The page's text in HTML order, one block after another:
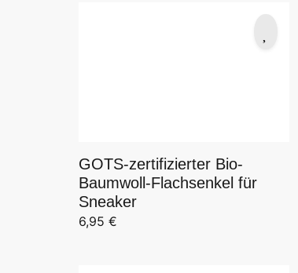
GOTS-zertifizierter Bio-
Baumwoll-Flachsenkel für
Sneaker
6,95 €